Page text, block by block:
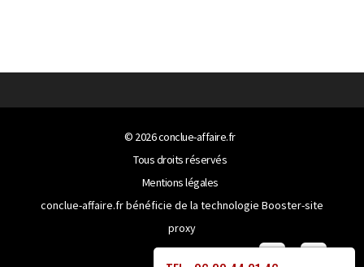
© 2026conclue-affaire.fr
Tous droits réservés
Mentions légales
conclue-affaire.fr bénéficie de la technologie Booster-site
proxy